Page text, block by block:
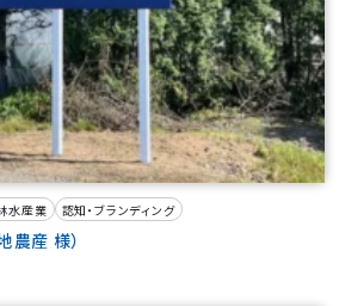
水産業 認知・ブランディング
農産 様）